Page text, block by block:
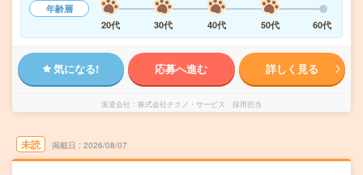
年齢層
20代
30代 40代 50代 60代
気になる! 応募へ進む 詳しく見る
派遣会社 株式会社テクノ・サービス 採用担当
未読 掲載日 2026/08/07